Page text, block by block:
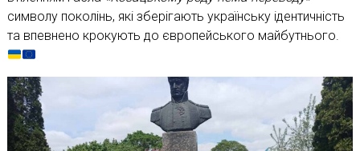
символу поколінь, які зберігають українську ідентичність
та впевнено крокують до європейського майбутнього.